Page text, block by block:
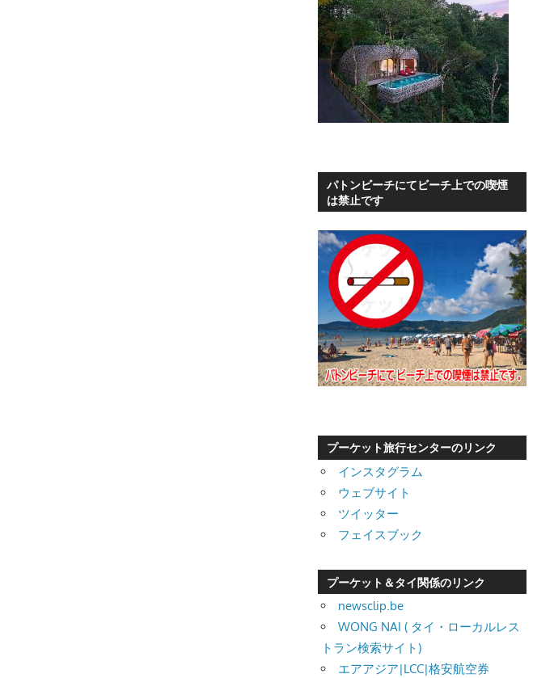
パトンビーチにてビーチ上での喫煙
は禁止です
プーケット旅行センターのリンク
インスタグラム
ウェブサイト
ツイッター
フェイスブック
プーケット＆タイ関係のリンク
newsclip.be
WONG NAI ( タイ・ローカルレス
トラン検索サイト)
エアアジア|LCC|格安航空券